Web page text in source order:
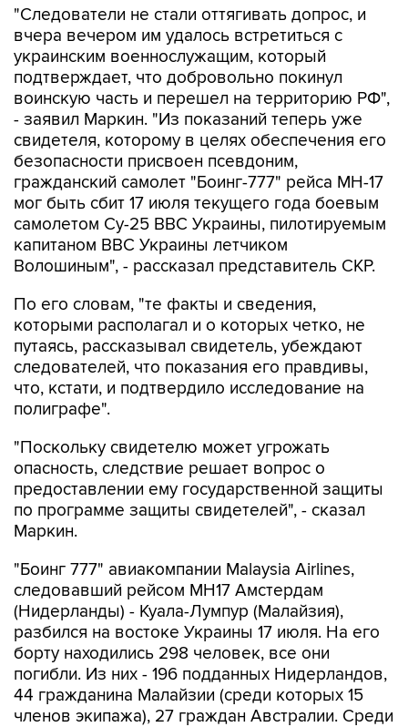
украинским военнослужащим, который
подтверждает, что добровольно покинул
воинскую часть и перешел на территорию РФ",
- заявил Маркин. "Из показаний теперь уже
свидетеля, которому в целях обеспечения его
безопасности присвоен псевдоним,
гражданский самолет "Боинг-777" рейса МН-17
мог быть сбит 17 июля текущего года боевым
самолетом Су-25 ВВС Украины, пилотируемым
капитаном ВВС Украины летчиком
Волошиным", - рассказал представитель СКР.
По его словам, "те факты и сведения,
путаясь, рассказывал свидетель, убеждают
следователей, что показания его правдивы,
что, кстати, и подтвердило исследование на
полиграфе".
"Поскольку свидетелю может угрожать
предоставлении ему государственной защиты
по программе защиты свидетелей", - сказал
Маркин.
"Боинг 777" авиакомпании Malaysia Airlines,
(Нидерланды) - Куала-Лумпур (Малайзия),
разбился на востоке Украины 17 июля. На его
борту находились 298 человек, все они
погибли. Из них - 196 подданных Нидерландов,
44 гражданина Малайзии (среди которых 15
членов экипажа), 27 граждан Австралии. Среди
жертв также граждане Индонезии, Германии,
Бельгии, Филиппин, подданные